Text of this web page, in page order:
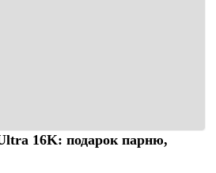
16K: подарок парню,